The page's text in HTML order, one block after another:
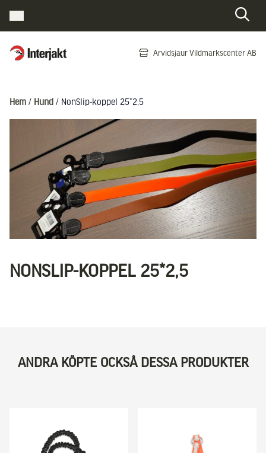
Interjakt SE Arvidsjaur Vildmarkscenter AB
Hem / Hund / NonSlip-koppel 25*2,5
NONSLIP-KOPPEL 25*2,5
ANDRA KÖPTE OCKSÅ DESSA PRODUKTER